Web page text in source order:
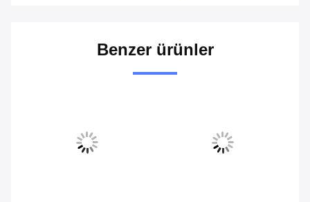
Benzer ürünler